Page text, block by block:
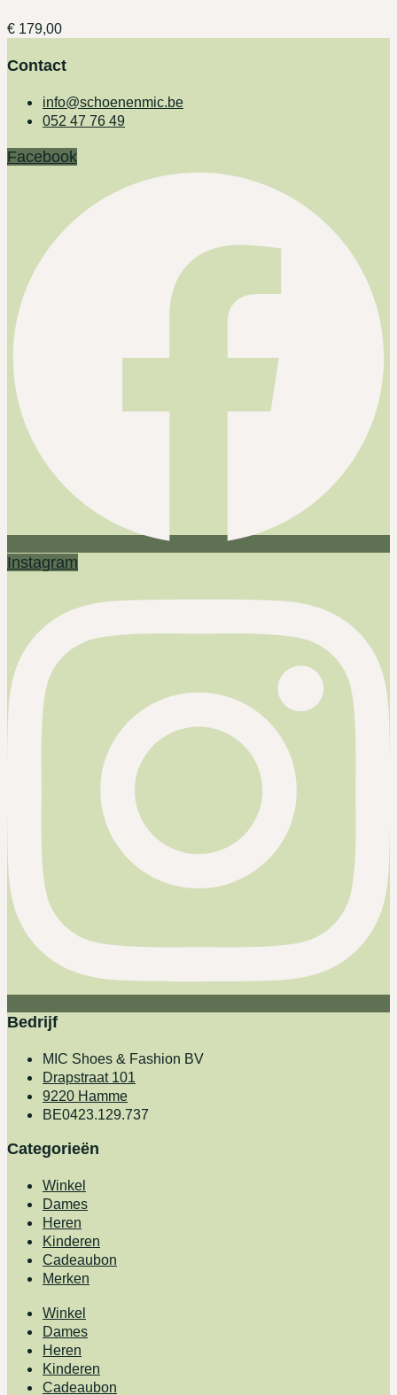
€ 179,00
Contact
info@schoenenmic.be
052 47 76 49
Facebook
Instagram
Bedrijf
MIC Shoes & Fashion BV
Drapstraat 101
9220 Hamme
BE0423.129.737
Categorieën
Winkel
Dames
Heren
Kinderen
Cadeaubon
Merken
Winkel
Dames
Heren
Kinderen
Cadeaubon